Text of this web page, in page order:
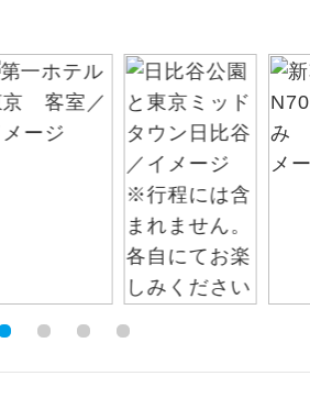
ご宿泊ホテルに露天風呂が付いていま
す。
ご宿泊ホテルに大浴場が付いています。
全てのお食事が付いていますので、お食
事の心配はいりません。（機内食を除
お部屋にてゆっくりとお召し上がりいた
だけます。
周りの音を気にせず、ガイドさんの説明